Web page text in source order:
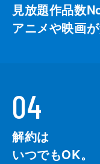
見放題作品数
アニメや映画が
04
解約は
いつでもOK。